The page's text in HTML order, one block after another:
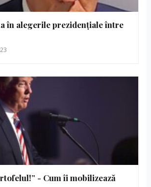
în alegerile prezidențiale între
- Cum îi mobilizează